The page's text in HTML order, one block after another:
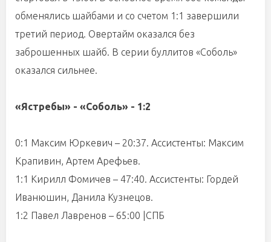
обменялись шайбами и со счетом 1:1 завершили
третий период. Овертайм оказался без
заброшенных шайб. В серии буллитов «Соболь»
оказался сильнее.
«Ястребы» - «Соболь» - 1:2
0:1 Максим Юркевич – 20:37. Ассистенты: Максим
Крапивин, Артем Арефьев.
1:1 Кирилл Фомичев – 47:40. Ассистенты: Гордей
Иванюшин, Данила Кузнецов.
1:2 Павел Лавренов – 65:00 |СПБ